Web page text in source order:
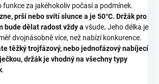
funkce za jakéhokoliv počasí a podmínek.
prší nebo svítí slunce a je 50°C. Držák pro
bude dělat radost vždy a všude. Jeho délka je
dvojnásobně více, než nabízí konkurence.
těžký trojfázový, nebo jednofázový nabíjecí
držák je vhodný na všechny typy
.